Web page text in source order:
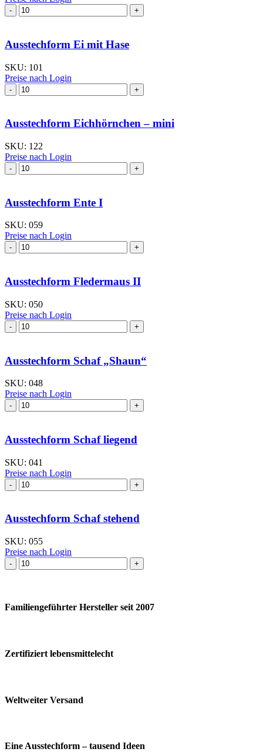
Ausstechform
Delfin
Menge
Ausstechform Ei mit Hase
SKU: 101
Preise nach Login
Ausstechform
Ei
Hase
Menge
Ausstechform Eichhörnchen – mini
SKU: 122
Preise nach Login
Ausstechform Eichhörnchen
–
Menge
Ausstechform Ente I
SKU: 059
Preise nach Login
Ausstechform Ente
I
Ausstechform Fledermaus II
SKU: 050
Preise nach Login
Ausstechform Fledermaus
II
Ausstechform Schaf „Shaun“
SKU: 048
Preise nach Login
Ausstechform Schaf
"Shaun"
Ausstechform Schaf liegend
SKU: 041
Preise nach Login
Ausstechform Schaf
liegend
Ausstechform Schaf stehend
SKU: 055
Preise nach Login
Ausstechform Schaf
stehend
Familiengeführter Hersteller seit 2007
Zertifiziert lebensmittelecht
Weltweiter Versand
Eine Ausstechform – tausend Ideen